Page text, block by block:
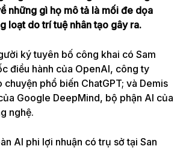
những gì họ mô tả là mối đe dọa
loạt do trí tuệ nhân tạo gây ra.
ký tuyên bố công khai có Sam
điều hành của OpenAI, công ty
phổ biến ChatGPT; và Demis
Google DeepMind, bộ phận AI của
nghệ.
AI phi lợi nhuận có trụ sở tại San